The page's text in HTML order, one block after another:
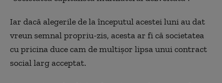
Iar dacă alegerile de la începutul acestei luni au dat
vreun semnal propriu-zis, acesta ar fi că societatea
cu pricina duce cam de multișor lipsa unui contract
social larg acceptat.